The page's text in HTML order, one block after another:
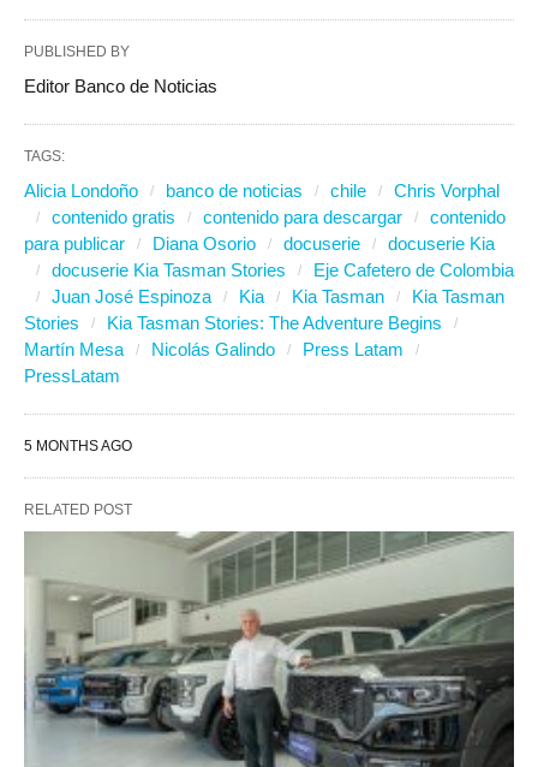
PUBLISHED BY
Editor Banco de Noticias
TAGS:
Alicia Londoño banco de noticias chile
Chris Vorphal
contenido gratis
contenido para descargar
contenido
para publicar
Diana Osorio docuserie
docuserie Kia
docuserie Kia Tasman Stories
Eje Cafetero de Colombia
Juan José Espinoza
Kia Kia Tasman
Kia Tasman
Stories
Kia Tasman Stories: The Adventure Begins
Martín Mesa
Nicolás Galindo
Press Latam
PressLatam
5 MONTHS AGO
RELATED POST